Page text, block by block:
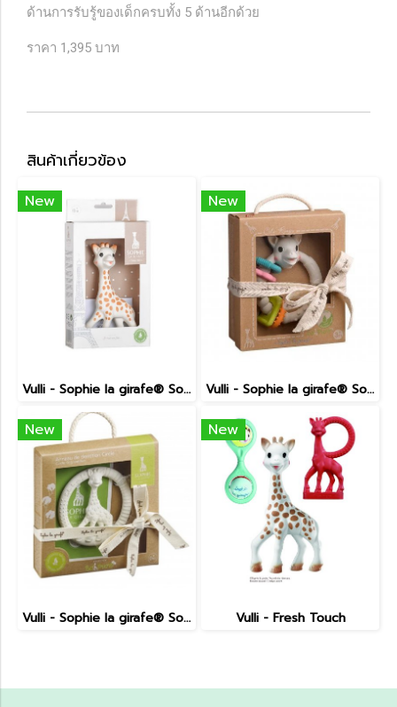
ด้านการรับรู้ของเด็กครบทั้ง 5 ด้านอีกด้วย
ราคา 1,395 บาท
สินค้าเกี่ยวข้อง
New
Vulli - Sophie la girafe® So'Pure
New
Vulli - Sophie la girafe® So'Pure teething Colo'rings
New
Vulli - Sophie la girafe® So’pure circle teether
New
Vulli - Fresh Touch